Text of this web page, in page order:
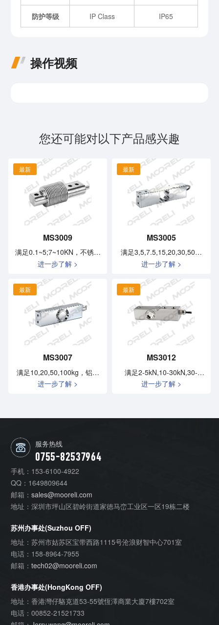
防护等级 IP Class IP65
操作视频
您还可能对以下产品感兴趣
最新
MS3009
满足0.1~5;7~10KN，不锈钢
或合金钢材料、IP68
进一步了解 >
最新
MS3005
满足3,5,7.5,15,20,30,50，
75,100,150,200kg，不锈钢
抗偏载能力强
进一步了解 >
最新
MS3007
满足10,20,50,100kg，铝合
金材料，精度高、抗偏载能
进一步了解 >
最新
MS3012
满足2-5kN,10-30kN,30-
50kN,100kN，不锈钢或铝合
进一步了解 >
服务热线
0755-82537964
手机： 153-6100-4922
QQ： 1649809644
邮箱：sales@mooreli.com
地址：深圳市坪山区碧岭街道家徳马峦工业区一区19栋二楼
苏州办事处(Suzhou OFF)
地址：苏州市姑苏区宝带西路1115号沧浪财智中心701室
电话： 158-8964-7955
邮箱：tech02@mooreli.com
香港办事处(HongKong OFF)
地址：香港灣仔駱克道53-55號恆澤商業大廈7樓702室
电话：00852-21521733